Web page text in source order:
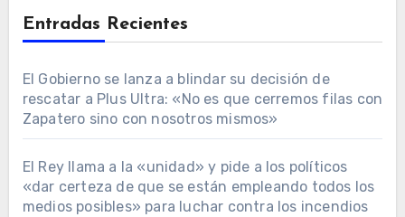
Entradas Recientes
El Gobierno se lanza a blindar su decisión de
rescatar a Plus Ultra: «No es que cerremos filas con
Zapatero sino con nosotros mismos»
El Rey llama a la «unidad» y pide a los políticos
«dar certeza de que se están empleando todos los
medios posibles» para luchar contra los incendios